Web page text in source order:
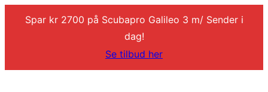
Spar kr 2700 på Scubapro Galileo 3 m/ Sender i
dag!
Se tilbud her